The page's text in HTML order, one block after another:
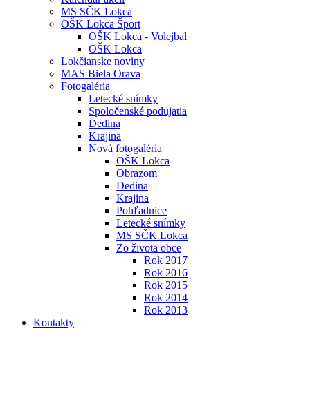
MS SČK Lokca
OŠK Lokca Šport
OŠK Lokca - Volejbal
OŠK Lokca
Lokčianske noviny
MAS Biela Orava
Fotogaléria
Letecké snímky
Spoločenské podujatia
Dedina
Krajina
Nová fotogaléria
OŠK Lokca
Obrazom
Dedina
Krajina
Pohľadnice
Letecké snímky
MS SČK Lokca
Zo života obce
Rok 2017
Rok 2016
Rok 2015
Rok 2014
Rok 2013
Kontakty